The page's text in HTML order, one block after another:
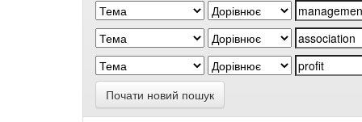
Почати новий пошук